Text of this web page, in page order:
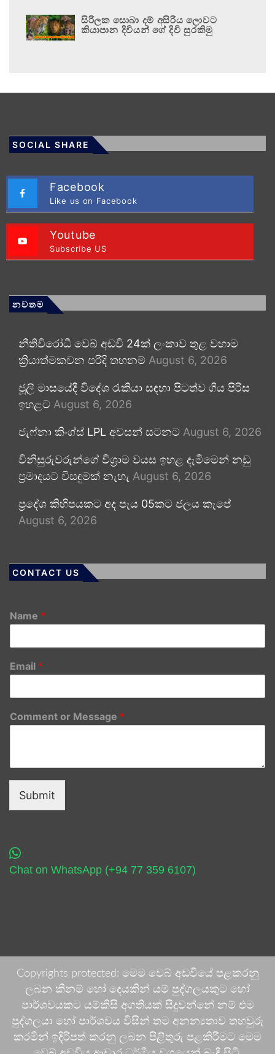
සිරිලක සොබා දම් අසිරිය ලොවට
කියාපාන දිවියන් ගේ දිවි සුරකිමු
SOCIAL SHARE
Facebook
Like us on Facebook
Youtube
Subscribe US
නවතම
නීතිවිරෝධී වෙබ් අඩවි 24ක් ලංකාව තුළ වහාම
ක්‍රියාත්මකවන පරිදි තහනම් August 6, 2026
ජූලි මාසයේදී විදේශ රැකියා සඳහා පිටත්ව ගිය පිරිස
ඉහළට August 6, 2026
ජැෆ්නා කිංග්ස් LPL අවසන් සටනට August 6, 2026
විනිසුරුවරුන්ගේ විශ්‍රාම වයස ඉහළ දැමීමෙන් නඩු
ප්‍රමාදයට විසඳුමක් නැහැ August 6, 2026
ප්‍රදේශ කිහිපයකට අද පැය 05කට ජලය කැපේ
August 6, 2026
CONTACT US
Name *
Email *
Comment or Message *
Submit
Chat on WhatsApp (+94 77 359 6107)
Copyrights protected: මෙම වෙබ් අඩවියේ පළකරනු
ලබන කිනම් හෝ දෙයකින් යම් පුද්ගලයකුට හෝ
පාර්ශවයකට යම්කිසි අගතියක් සිදුවන්නේ නම් එම
පුද්ගලයා හෝ පාර්ශවය විසින් තම අනන්‍යතාව තහවුරු
කරමින් ඉදිරිපත් කරනු ලබන පිළිතුරු පළකිරීමට මෙම